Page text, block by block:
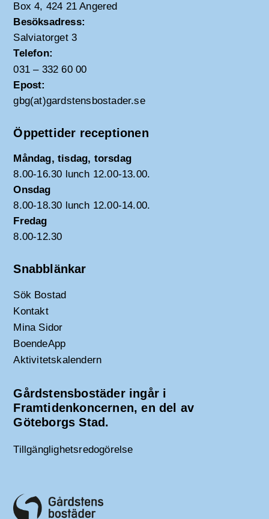
Box 4, 424 21 Angered
Besöksadress:
Salviatorget 3
Telefon:
031 – 332 60 00
Epost:
gbg(at)gardstensbostader.se
Öppettider receptionen
Måndag, tisdag, torsdag
8.00-16.30 lunch 12.00-13.00.
Onsdag
8.00-18.30 lunch 12.00-14.00.
Fredag
8.00-12.30
Snabblänkar
Sök Bostad
Kontakt
Mina Sidor
BoendeApp
Aktivitetskalendern
Gårdstensbostäder ingår i
Framtidenkoncernen, en del av
Göteborgs Stad.
Tillgänglighetsredogörelse